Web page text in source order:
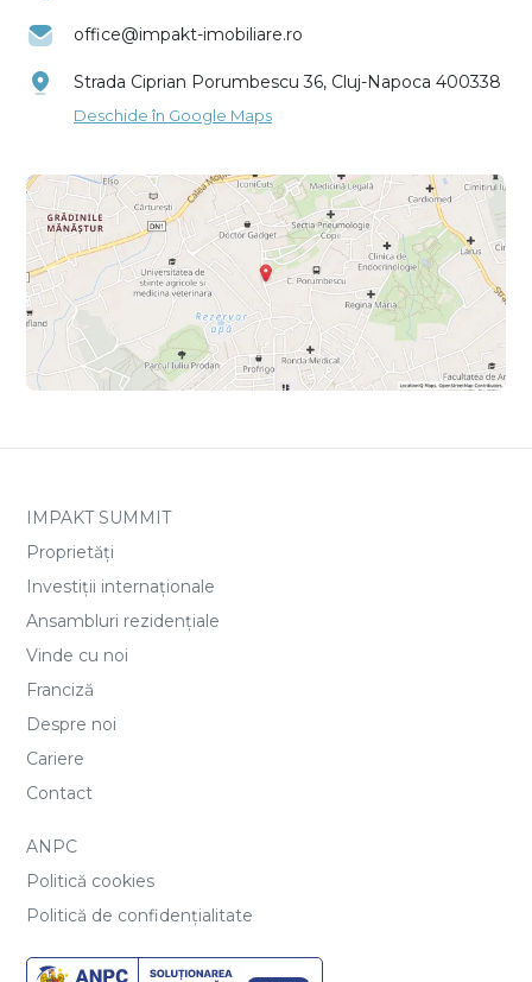
office@impakt-imobiliare.ro
Strada Ciprian Porumbescu 36, Cluj-Napoca 400338
Deschide în Google Maps
IMPAKT SUMMIT
Proprietăți
Investiții internaționale
Ansambluri rezidențiale
Vinde cu noi
Franciză
Despre noi
Cariere
Contact
ANPC
Politică cookies
Politică de confidențialitate